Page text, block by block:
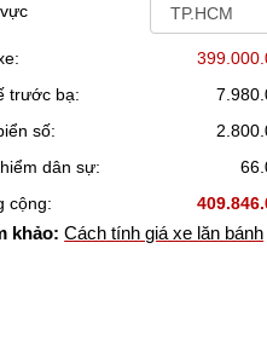
trước bạ:
số:
dân sự:
cộng:
khảo: Cách tính giá xe lăn bánh